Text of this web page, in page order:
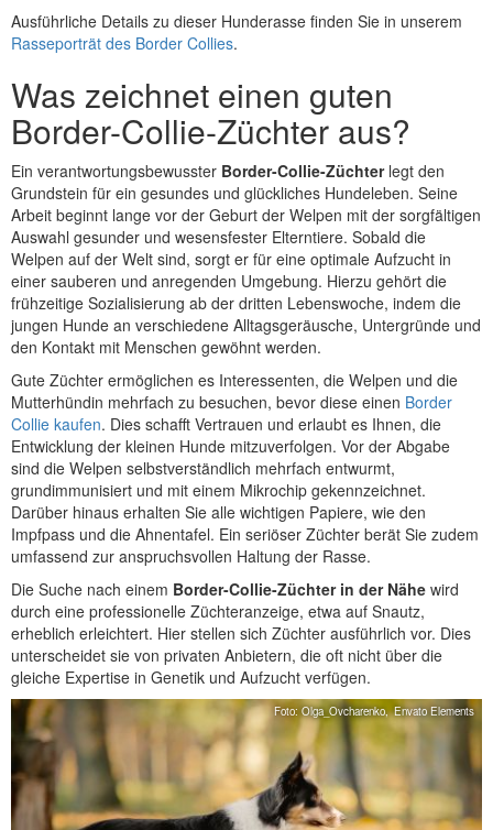
Ausführliche Details zu dieser Hunderasse finden Sie in unserem
Rasseporträt des Border Collies.
Was zeichnet einen guten
Border-Collie-Züchter aus?
Ein verantwortungsbewusster Border-Collie-Züchterlegt den
Grundstein für ein gesundes und glückliches Hundeleben. Seine
Arbeit beginnt lange vor der Geburt der Welpen mit der sorgfältigen
Auswahl gesunder und wesensfester Elterntiere. Sobald die
Welpen auf der Welt sind, sorgt er für eine optimale Aufzucht in
einer sauberen und anregenden Umgebung. Hierzu gehört die
frühzeitige Sozialisierung ab der dritten Lebenswoche, indem die
jungen Hunde an verschiedene Alltagsgeräusche, Untergründe und
den Kontakt mit Menschen gewöhnt werden.
Gute Züchter ermöglichen es Interessenten, die Welpen und die
Mutterhündin mehrfach zu besuchen, bevor diese einen Border
Collie kaufen. Dies schafft Vertrauen und erlaubt es Ihnen, die
Entwicklung der kleinen Hunde mitzuverfolgen. Vor der Abgabe
sind die Welpen selbstverständlich mehrfach entwurmt,
grundimmunisiert und mit einem Mikrochip gekennzeichnet.
Darüber hinaus erhalten Sie alle wichtigen Papiere, wie den
Impfpass und die Ahnentafel. Ein seriöser Züchter berät Sie zudem
umfassend zur anspruchsvollen Haltung der Rasse.
Die Suche nach einem Border-Collie-Züchter in der Nähe wird
durch eine professionelle Züchteranzeige, etwa auf Snautz,
erheblich erleichtert. Hier stellen sich Züchter ausführlich vor. Dies
unterscheidet sie von privaten Anbietern, die oft nicht über die
gleiche Expertise in Genetik und Aufzucht verfügen.
Foto: Olga_Ovcharenko, Envato Elements